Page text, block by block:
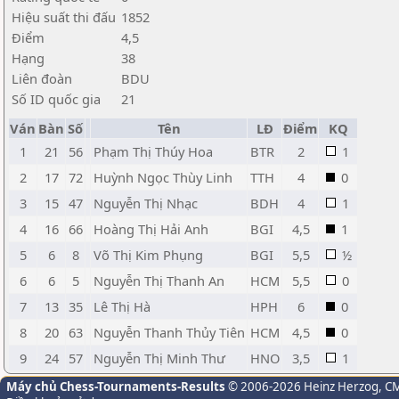
Hiệu suất thi đấu 1852
Điểm
4,5
Hạng
38
Liên đoàn
BDU
Số ID quốc gia
21
Ván Bàn Số Tên LĐ Điểm
KQ
1
21 56 Phạm Thị Thúy Hoa BTR 2
1
2
17 72 Huỳnh Ngọc Thùy Linh TTH 4
0
3
15 47 Nguyễn Thị Nhạc BDH 4
1
4
16 66 Hoàng Thị Hải Anh BGI 4,5
1
5
6 8 Võ Thị Kim Phụng BGI 5,5
½
6
6 5 Nguyễn Thị Thanh An HCM 5,5
0
7
13 35 Lê Thị Hà HPH 6
0
8
20 63 Nguyễn Thanh Thủy Tiên HCM 4,5
0
9
24 57 Nguyễn Thị Minh Thư HNO 3,5 1
Máy chủ Chess-Tournaments-Results © 2006-2026 Heinz Herzog,